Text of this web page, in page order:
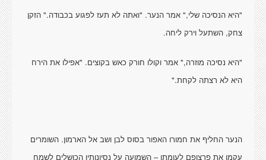
"היא הנסיכה שלי," אמר הנער. "ואתה לא תעז לפגוע בכבודה." הזקן
צחק, השתעל וירק ליחה.
"היא נסיכה מוזרה," אמר וקולו חורק כאש בקוצים. "אפילו את הירח
היא לא רצתה לקחת."
הנער החליף את חמורו האפור בסוס לבן ושב אל הארמון. השומרים
עקמו את פרצופם לעומתו – השמועה על נסיונותיו הכושלים לשמח